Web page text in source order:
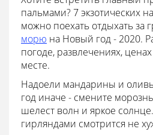
пальмами? 7 экзотических
можно поехать отдыхать за
морю на Новый год - 2020.
погоде, развлечениях,
месте.
Надоели мандарины и
год иначе - смените
шелест волн и яркое
гирляндами смотрится не